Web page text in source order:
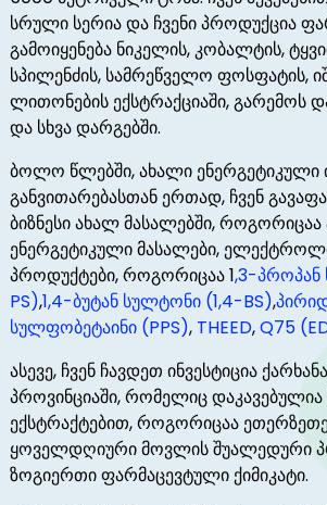
სრული სერია და ჩვენი პროდუქცია
გამოიყენება ნიკელის, კობალტის,
სპილენძის, სამრეწველო ფოსფატის,
ლითონების ექსტრაქციაში, გარემოს
და სხვა დარგებში.
ბოლო წლებში, ახალი ენერგეტიკული
განვითარებასთან ერთად, ჩვენ
ბიზნესი ახალ მასალებში,
ენერგეტიკული მასალები,
პროდუქტები, როგორიცაა 1,3-პროპან
PS),1,4-ბუტან სულტონი (1,4-BS),
სულფობეტაინი (PPS), THEED,Q75
ასევე, ჩვენ ჩავდეთ ინვესტიცია
პროვინციაში, რომელიც
ექსტრაქტებით, როგორიცაა
ყოველდღიური მოვლის შუალედური
ზოგიერთი ფარმაცევტული ქიმიკატი.